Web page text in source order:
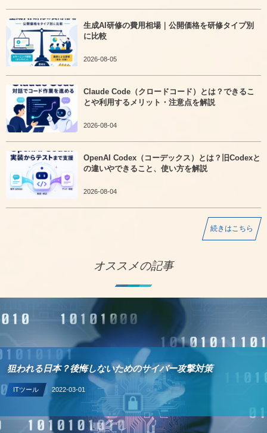
生成AI研修の費用相場｜公開価格を研修タイプ別
に比較
2026-08-05
Claude Code（クロードコード）とは？できるこ
とや利用するメリット・注意点を解説
2026-08-04
OpenAI Codex（コーデックス）とは？旧Codexと
の違いやできること、使い方を解説
2026-08-04
続きはこちら
オススメの記事
狙われる日本？後悔しないためのサイバー攻撃対策
ITツール 2022-03-01